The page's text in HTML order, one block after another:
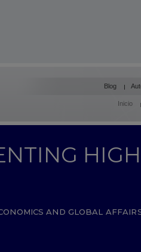
Blog
Inicio
AND GLOBAL